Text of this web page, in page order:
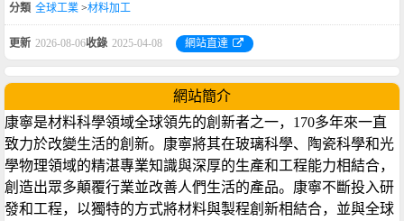
分類 全球工業 >材料加工
更新 2026-08-06收錄 2025-04-08 網站直達
網站簡介
康寧是材料科學領域全球領先的創新者之一，170多年來一直
致力於改變生活的創新。康寧將其在玻璃科學、陶瓷科學和光
學物理領域的精湛專業知識與深厚的生產和工程能力相結合，
創造出眾多顛覆行業並改善人們生活的產品。康寧不斷投入研
發和工程，以獨特的方式將材料與製程創新相結合，並與全球